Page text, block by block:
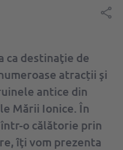
ca destinaţie de
atracții şi
antice din
Mării Ionice. În
o călătorie prin
ȋţi vom prezenta